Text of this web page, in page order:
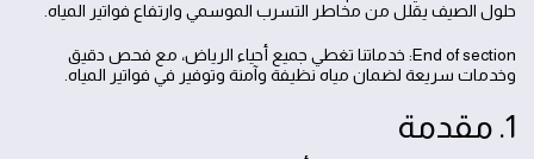
حلول الصيف يقلل من مخاطر التسرب الموسمي وارتفاع فواتير المياه.
End of section: خدماتنا تغطي جميع أحياء الرياض، مع فحص دقيق
وخدمات سريعة لضمان مياه نظيفة وآمنة وتوفير في فواتير المياه.
1. مقدمة